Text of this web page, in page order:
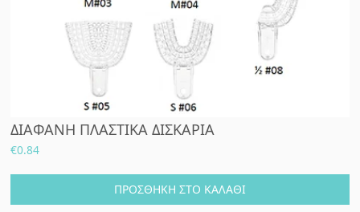
ΔΙΑΦΑΝΗ ΠΛΑΣΤΙΚΑ ΔΙΣΚΑΡΙΑ
€0.84
ΠΡΟΣΘΉΚΗ ΣΤΟ ΚΑΛΆΘΙ